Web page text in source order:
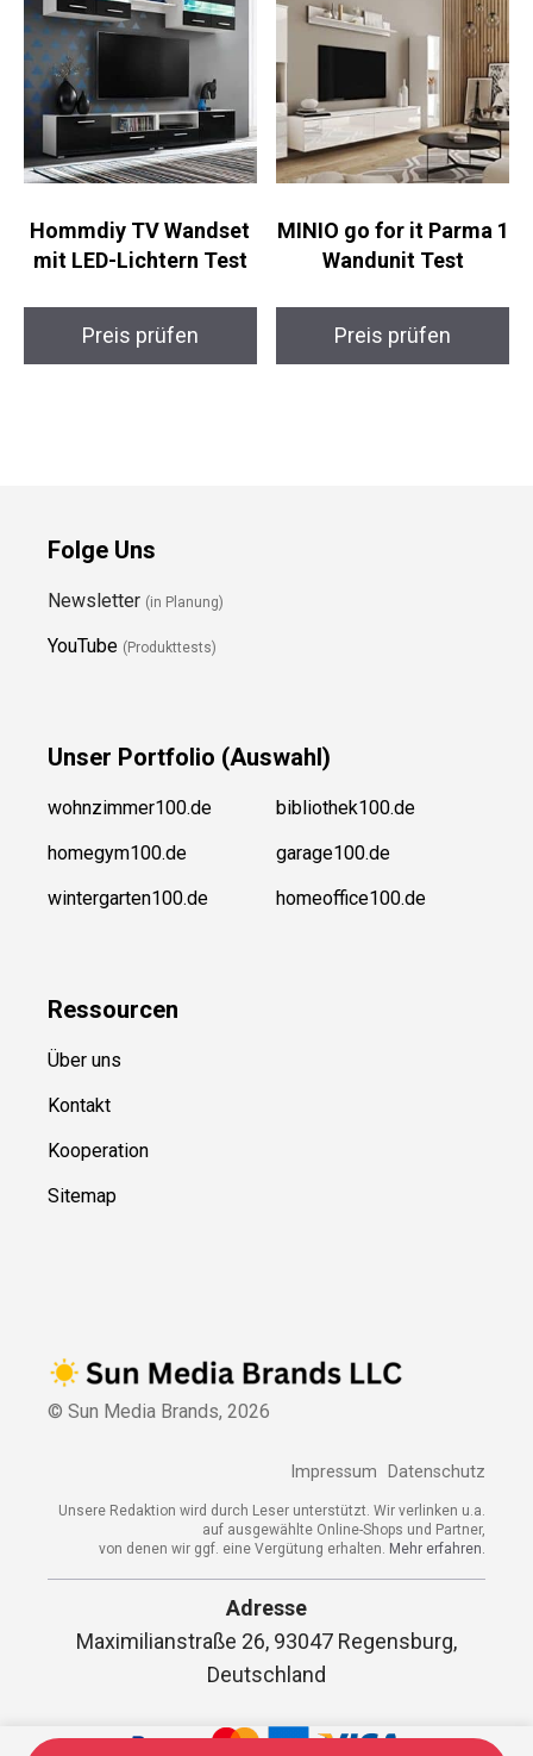
Hommdiy TV Wandset
mit LED-Lichtern Test
Preis prüfen
MINIO go for it Parma 1
Wandunit Test
Preis prüfen
Folge Uns
Newsletter (in Planung)
YouTube (Produkttests)
Unser Portfolio (Auswahl)
wohnzimmer100.de
homegym100.de
wintergarten100.de
bibliothek100.de
garage100.de
homeoffice100.de
Ressourcen
Über uns
Kontakt
Kooperation
Sitemap
© Sun Media Brands, 2026
Impressum Datenschutz
Unsere Redaktion wird durch Leser unterstützt. Wir verlinken u.a.
auf ausgewählte Online-Shops und Partner,
von denen wir ggf. eine Vergütung erhalten. Mehr erfahren.
Adresse
Maximilianstraße 26, 93047 Regensburg,
Deutschland